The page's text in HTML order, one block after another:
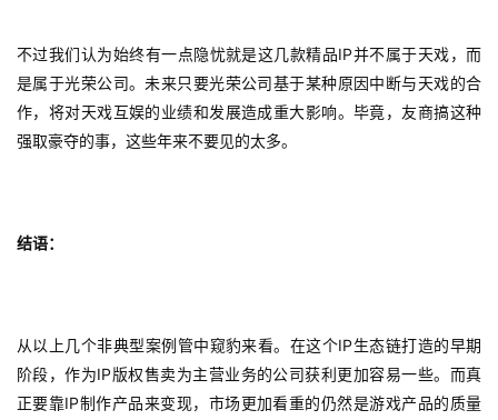
不过我们认为始终有一点隐忧就是这几款精品IP并不属于天戏，而
是属于光荣公司。未来只要光荣公司基于某种原因中断与天戏的合
作，将对天戏互娱的业绩和发展造成重大影响。毕竟，友商搞这种
强取豪夺的事，这些年来不要见的太多。
结语：
从以上几个非典型案例管中窥豹来看。在这个IP 生态链打造的早期
阶段，作为IP 版权售卖为主营业务的公司获利更加容易一些。而真
正要靠IP制作产品来变现，市场更加看重的仍然是游戏产品的质量